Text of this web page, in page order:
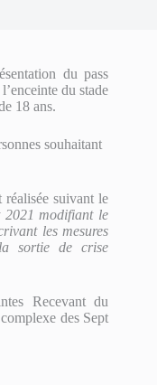
du pass
du stade
18 ans.
souhaitant
suivant le
2021 modifiant le
les mesures
sortie de crise
Recevant du
des Sept